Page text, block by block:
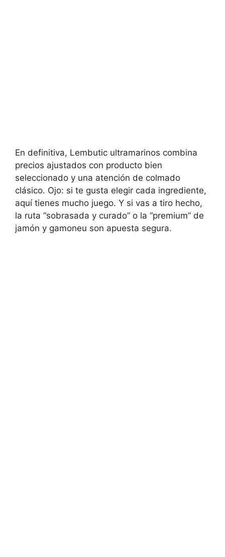
En definitiva, Lembutic ultramarinos combina
precios ajustados con producto bien
seleccionado y una atención de colmado
clásico. Ojo: si te gusta elegir cada ingrediente,
aquí tienes mucho juego. Y si vas a tiro hecho,
la ruta “sobrasada y curado” o la “premium” de
jamón y gamoneu son apuesta segura.